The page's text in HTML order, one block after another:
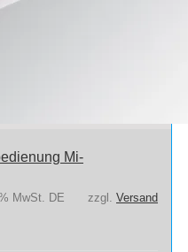
Mi-
MwSt. DE zzgl. Versand